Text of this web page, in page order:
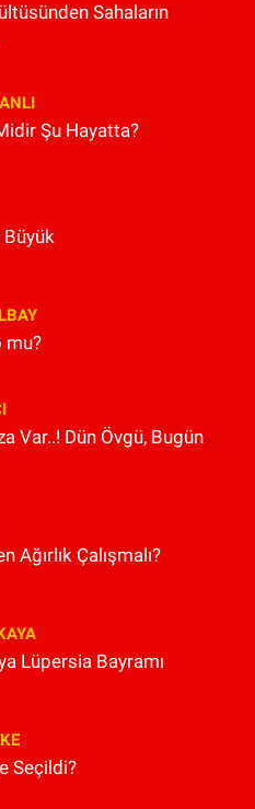
Sahaların
Şu Hayatta?
mu?
Var..! Dün Övgü, Bugün
Ağırlık Çalışmalı?
Lüpersia Bayramı
Seçildi?